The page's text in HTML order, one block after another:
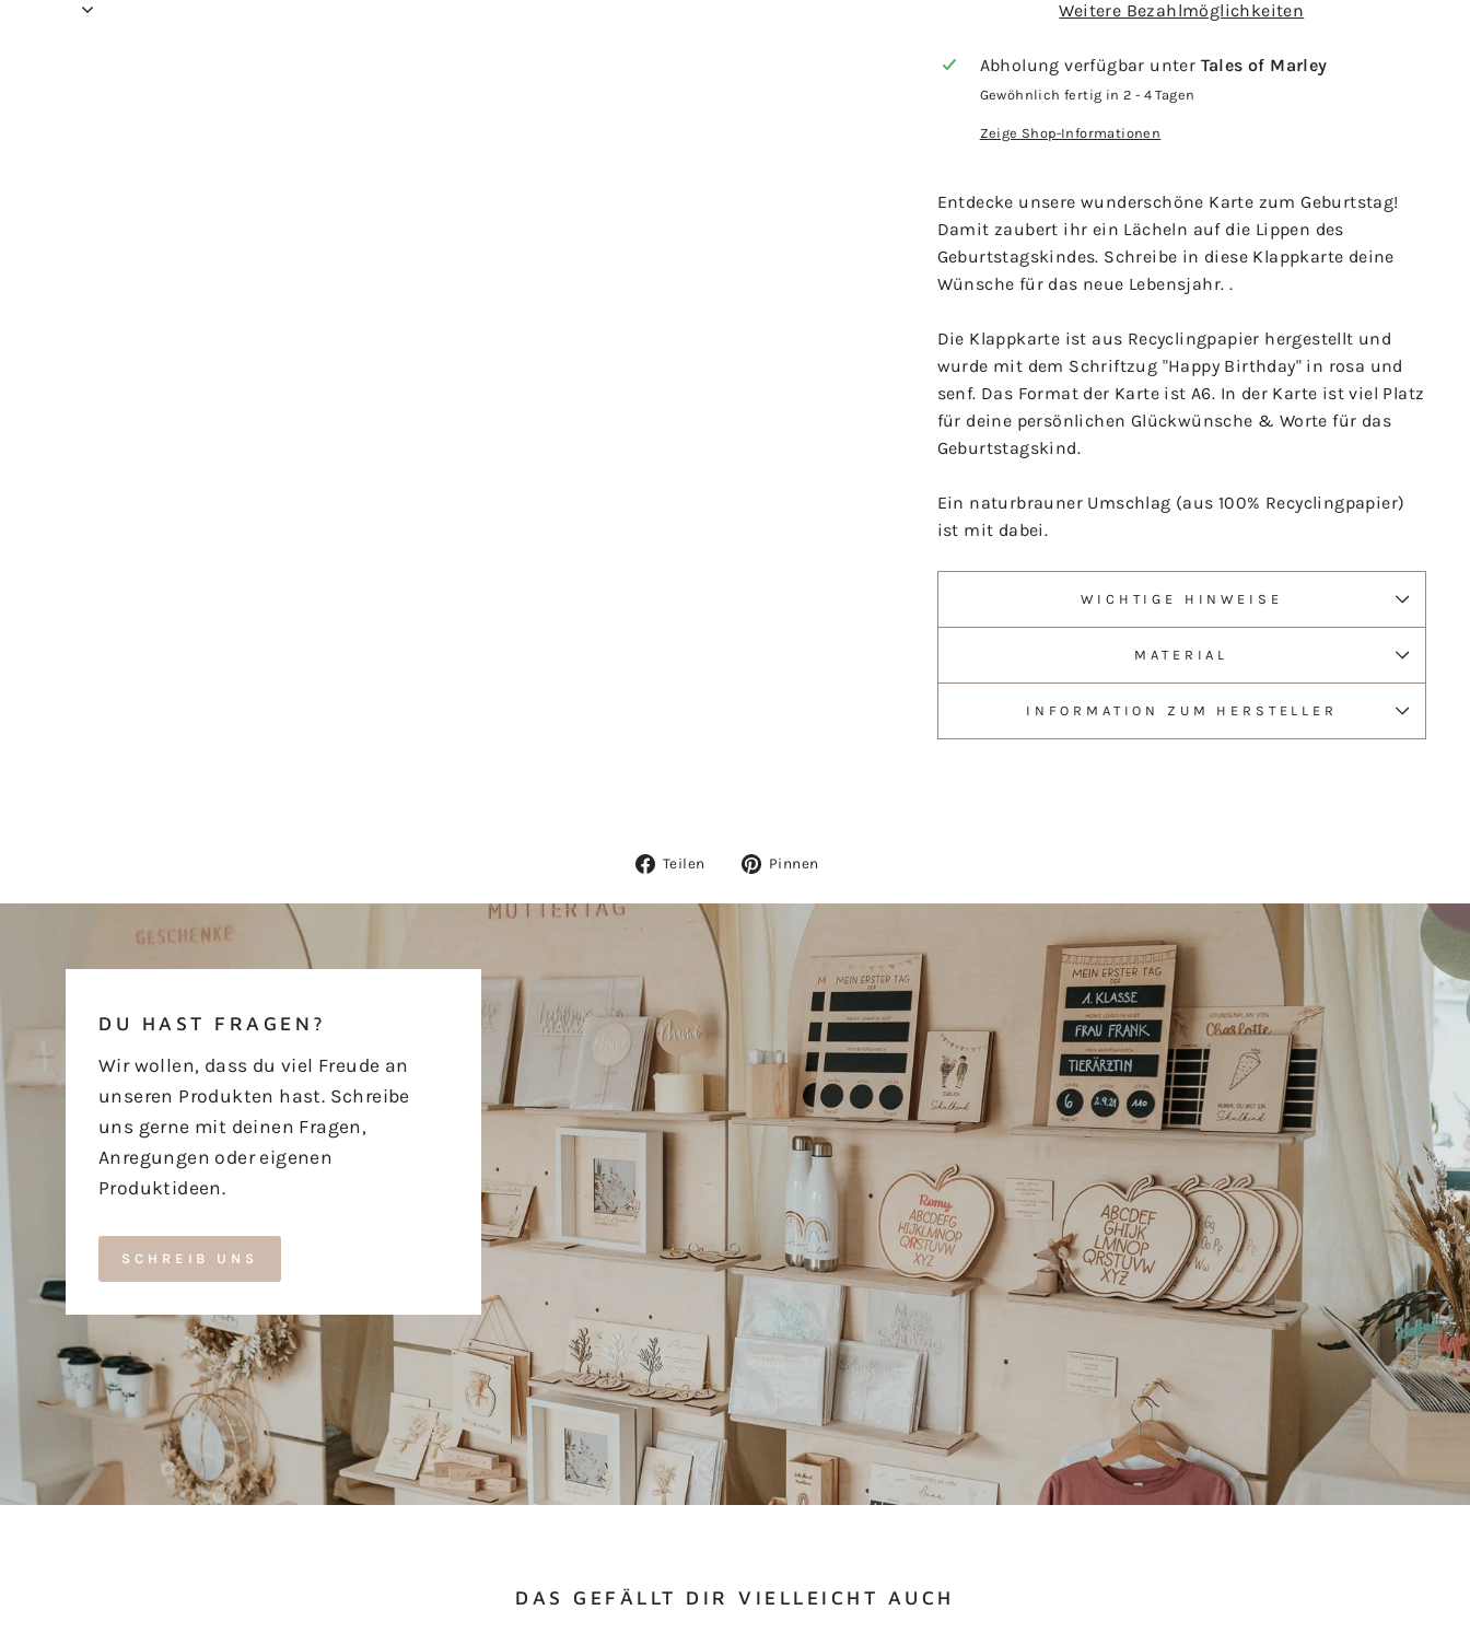
Weitere Bezahlmöglichkeiten
Abholung verfügbar unter Tales of Marley
Gewöhnlich fertig in 2 - 4 Tagen
Zeige Shop-Informationen
Entdecke unsere wunderschöne Karte zum Geburtstag!
Damit zaubert ihr ein Lächeln auf die Lippen des
Geburtstagskindes. Schreibe in diese Klappkarte deine
Wünsche für das neue Lebensjahr. .
Die Klappkarte ist aus Recyclingpapier hergestellt und
wurde mit dem Schriftzug "Happy Birthday" in rosa und
senf. Das Format der Karte ist A6. In der Karte ist viel Platz
für deine persönlichen Glückwünsche & Worte für das
Geburtstagskind.
Ein naturbrauner Umschlag (aus 100% Recyclingpapier)
ist mit dabei.
WICHTIGE HINWEISE
MATERIAL
INFORMATION ZUM HERSTELLER
Teilen
Auf
Pinnen
DU HAST FRAGEN?
Wir wollen, dass du viel Freude an
unseren Produkten hast. Schreibe
uns gerne mit deinen Fragen,
Anregungen oder eigenen
Produktideen.
SCHREIB UNS
DAS GEFÄLLT DIR VIELLEICHT AUCH